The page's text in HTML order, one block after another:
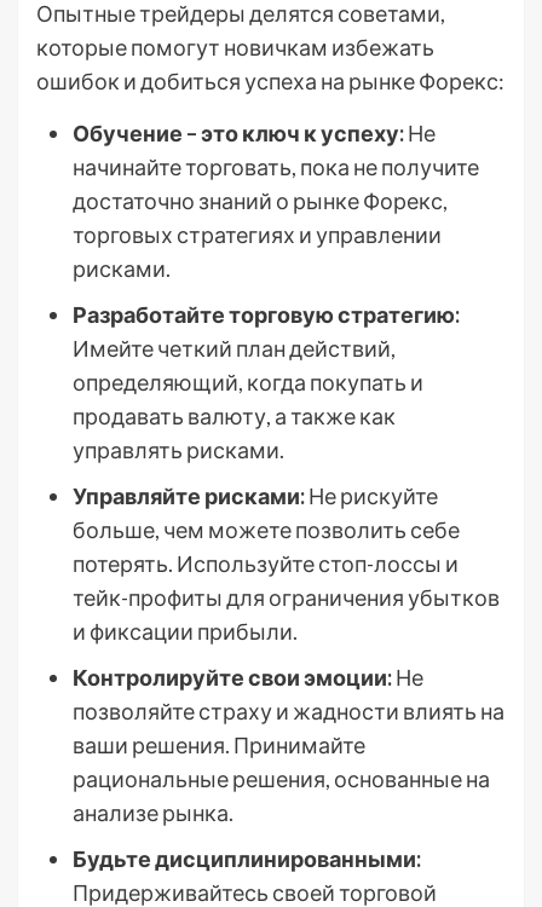
Опытные трейдеры делятся советами,
которые помогут новичкам избежать
ошибок и добиться успеха на рынке Форекс:
Обучение – это ключ к успеху:Не
начинайте торговать, пока не получите
достаточно знаний о рынке Форекс,
торговых стратегиях и управлении
рисками.
Разработайте торговую стратегию:
Имейте четкий план действий,
определяющий, когда покупать и
продавать валюту, а также как
управлять рисками.
Управляйте рисками:Не рискуйте
больше, чем можете позволить себе
потерять. Используйте стоп-лоссы и
тейк-профиты для ограничения убытков
и фиксации прибыли.
Контролируйте свои эмоции:Не
позволяйте страху и жадности влиять на
ваши решения. Принимайте
рациональные решения, основанные на
анализе рынка.
Будьте дисциплинированными:
Придерживайтесь своей торговой